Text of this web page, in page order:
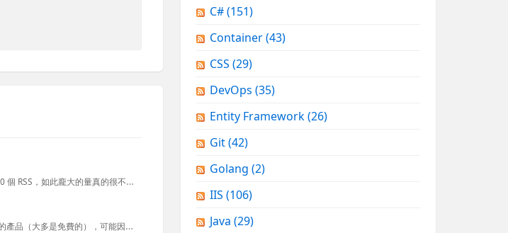
我每天吸收新知的主要來源都是透過 RSS 訂閱而來的，我剛算了一下，我目前共訂閱了將近 350 個 RSS，如此龐大的量真的很不容易管理，所以我採用了兩個 RSS 管理工具幫我管理這些 RSS 訂閱，...
Windows Sysinternals 是一套進階的系統管理工具，原本是由 Sysinternals Inc. 這家公司發產的產品（大多是免費的），可能因為做得太好了，在 2006 年 7 月時被微...
C#(151)
Container(43)
CSS (29)
DevOps (35)
Entity Framework(26)
Git(42)
Golang (2)
IIS (106)
Java (29)